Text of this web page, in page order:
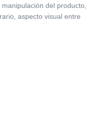
del producto,
aspecto visual entre